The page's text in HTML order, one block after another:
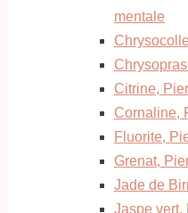
mentale
Citrine,
Cornaline,
Fluorite,
Grenat,
Jade de
Jaspe vert,